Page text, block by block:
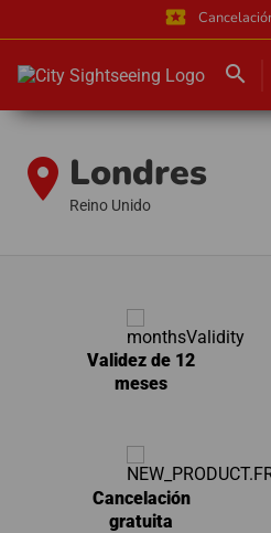
local_activity
search
location_on Londres
Reino Unido
Validez de 12
meses
Cancelación
gratuita